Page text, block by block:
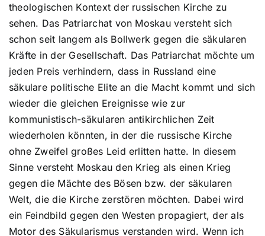
theologischen Kontext der russischen Kirche zu
sehen. Das Patriarchat von Moskau versteht sich
schon seit langem als Bollwerk gegen die säkularen
Kräfte in der Gesellschaft. Das Patriarchat möchte um
jeden Preis verhindern, dass in Russland eine
säkulare politische Elite an die Macht kommt und sich
wieder die gleichen Ereignisse wie zur
kommunistisch-säkularen antikirchlichen Zeit
wiederholen könnten, in der die russische Kirche
ohne Zweifel großes Leid erlitten hatte. In diesem
Sinne versteht Moskau den Krieg als einen Krieg
gegen die Mächte des Bösen bzw. der säkularen
Welt, die die Kirche zerstören möchten. Dabei wird
ein Feindbild gegen den Westen propagiert, der als
Motor des Säkularismus verstanden wird. Wenn ich